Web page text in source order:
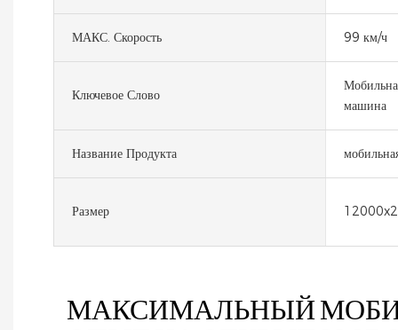
МАКС. Скорость 99 км/ч
Ключевое Слово
машина
Название Продукта
Размер
МАКСИМАЛЬНЫЙ